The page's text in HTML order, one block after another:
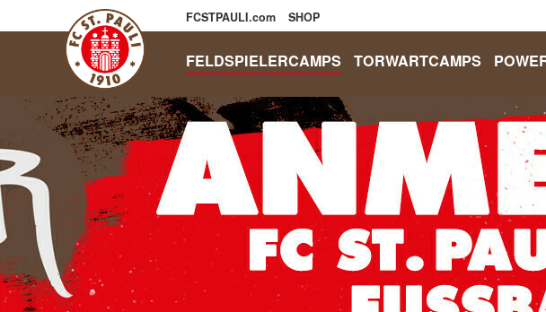
FCSTPAULI.com SHOP
FELDSPIELERCAMPS TORWARTCAMPS